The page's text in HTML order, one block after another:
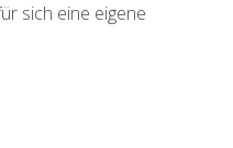
sich eine eigene